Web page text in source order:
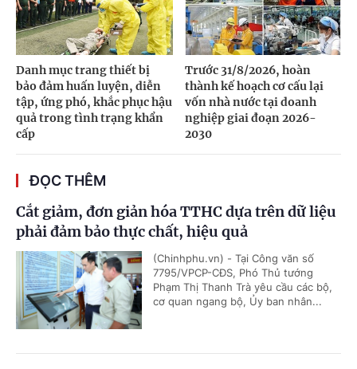
Danh mục trang thiết bị
bảo đảm huấn luyện, diễn
tập, ứng phó, khắc phục hậu
quả trong tình trạng khẩn
cấp
Trước 31/8/2026, hoàn
thành kế hoạch cơ cấu lại
vốn nhà nước tại doanh
nghiệp giai đoạn 2026-
2030
ĐỌC THÊM
Cắt giảm, đơn giản hóa TTHC dựa trên dữ liệu
phải đảm bảo thực chất, hiệu quả
(Chinhphu.vn) - Tại Công văn số
7795/VPCP-CĐS, Phó Thủ tướng
Phạm Thị Thanh Trà yêu cầu các bộ,
cơ quan ngang bộ, Ủy ban nhân...